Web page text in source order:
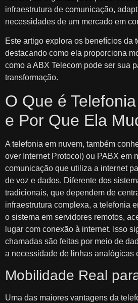
infraestrutura de comunicação,
necessidades de um mercado em
Este artigo explora os benefícios da
destacando como ela proporciona
como a ABX Telecom pode ser sua
transformação.
O Que é
e Por Que Ela
A telefonia em nuvem, também
over Internet Protocol) ou PABX em
comunicação que utiliza a internet
de voz e dados. Diferente dos
tradicionais, que dependem de
infraestrutura complexa, a telefonia
o sistema em servidores remotos,
lugar com conexão à internet. Isso
chamadas são feitas por meio de
a necessidade de linhas analógicas
Mobilidade Real
Uma das maiores vantagens da